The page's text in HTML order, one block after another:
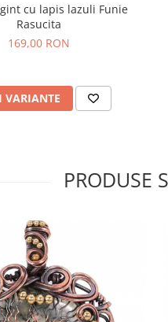
cu lapis lazuli Funie
Rasucita
169,00 RON
VARIANTE
PRODUSE